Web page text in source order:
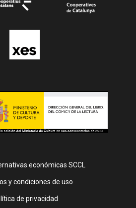
económicas SCCL
y condiciones de uso
de privacidad